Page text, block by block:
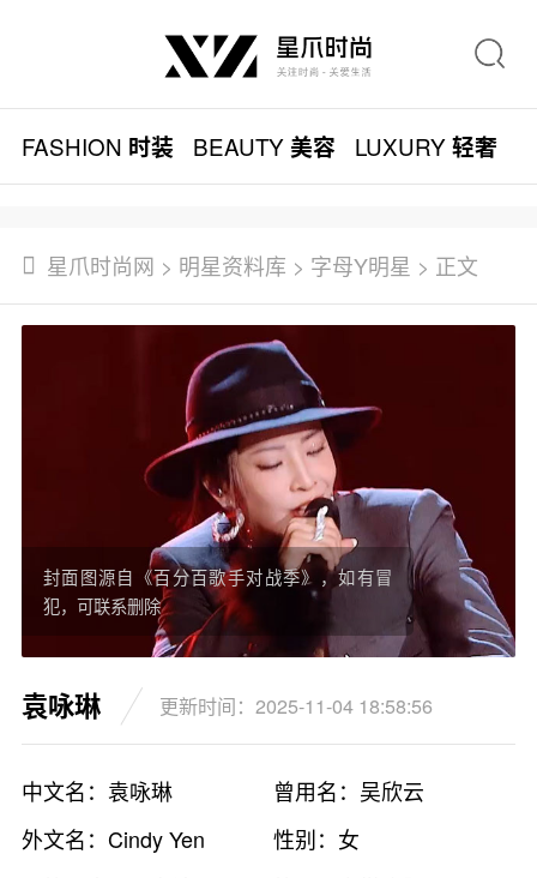
FASHION 时装 BEAUTY美容 LUXURY轻奢
星爪时尚网 > 明星资料库 > 字母Y明星 > 正文
封面图源自《百分百歌手对战季》，如有冒
犯，可联系删除
袁咏琳 更新时间：2025-11-04 18:58:56
中文名：袁咏琳
曾用名：吴欣云
外文名：Cindy Yen
性别：女